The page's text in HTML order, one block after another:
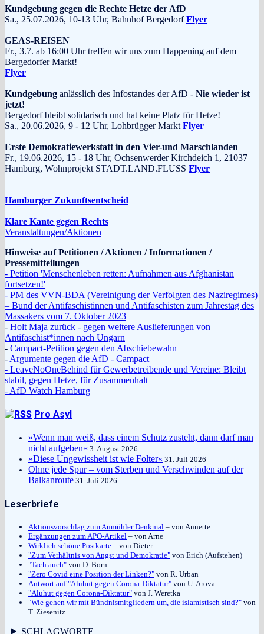
Kundgebung gegen die Rechte Hetze der AfD
Sa., 25.07.2026, 10-13 Uhr, Bahnhof BergedorfFlyer
GEAS-REISEN
Fr., 3.7. ab 16:00 Uhr treffen wir uns zum Happening auf dem
Bergedorfer Markt!
Flyer
Kundgebung anlässlich des Infostandes der AfD - Nie wieder ist
jetzt!
Bergedorf bleibt solidarisch und hat keine Platz für Hetze!
Sa., 20.06.2026, 9 - 12 Uhr, Lohbrügger Markt Flyer
Erste Demokratiewerkstatt in den Vier-und Marschlanden
Fr., 19.06.2026, 15 - 18 Uhr, Ochsenwerder Kirchdeich 1, 21037
Hamburg, Wohnprojekt STADT.LAND.FLUSS Flyer
Hamburger Zukunftsentscheid
Klare Kante gegen Rechts
Veranstaltungen/Aktionen
Hinweise auf Petitionen / Aktionen / Informationen /
Pressemitteilungen
- Petition 'Menschenleben retten: Aufnahmen aus Afghanistan
fortsetzen!'
- PM des VVN-BDA (Vereinigung der Verfolgten des Naziregimes)
– Bund der Antifaschistinnen und Antifaschisten zum Jahrestag des
Massakers vom 7. Oktober 2023
- Holt Maja zurück - gegen weitere Auslieferungen von
Antifaschist*innen nach Ungarn
- Campact-Petition gegen den Abschiebewahn
- Argumente gegen die AfD - Campact
- LeaveNoOneBehind für Gewerbetreibende und Vereine: Bleibt
stabil, gegen Hetze, für Zusammenhalt
- AfD Watch Hamburg
Pro Asyl
»Wenn man weiß, dass einem Schutz zusteht, dann darf man
nicht aufgeben« 3. August 2026
»Diese Ungewissheit ist wie Folter« 31. Juli 2026
Ohne jede Spur – vom Sterben und Verschwinden auf der
Balkanroute 31. Juli 2026
Leserbriefe
Aktionsvorschlag zum Aumühler Denkmal – von Annette
Ergänzungen zum APO-Artikel – von Arne
Wirklich schöne Postkarte – von Dieter
"Zum Verhältnis von Angst und Demokratie" von Erich (Aufstehen)
"Tach auch" von D. Born
"Zero Covid eine Position der Linken?" von R. Urban
Antwort auf "Aluhut gegen Corona-Diktatur" von U. Arova
"Aluhut gegen Corona-Diktatur" von J. Weretka
"Wie gehen wir mit Bündnismitgliedern um, die islamistisch sind?" von
T. Ziesenitz
SCHLAGWORTE